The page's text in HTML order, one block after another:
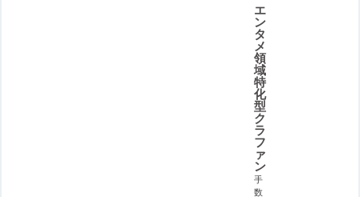
エ
ン
タ
メ
領
域
特
化
型
ク
ラ
フ
ァ
ン
手
数